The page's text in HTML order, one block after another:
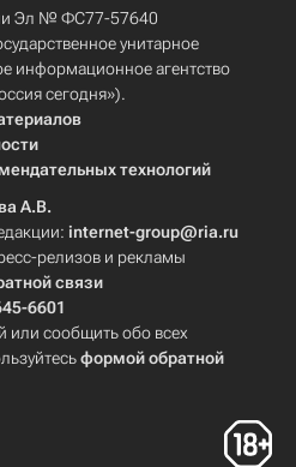
Эл № ФС77-57640
унитарное
информационное агентство
сегодня»).
технологий
А.В.
internet-group@ria.ru
релизов и рекламы
связи
6601
или сообщить обо всех
формой обратной